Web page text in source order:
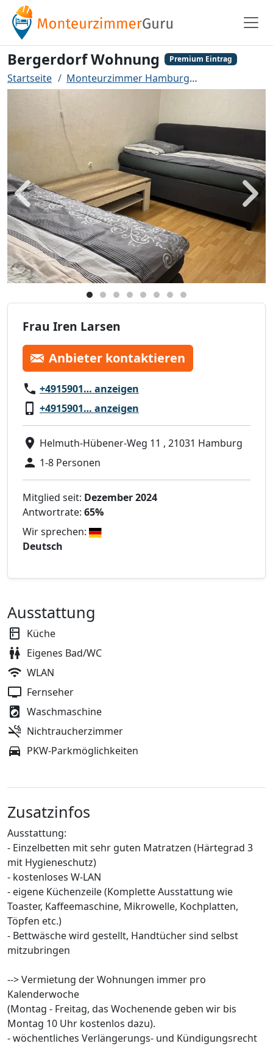
Bergerdorf Wohnung Premium Eintrag
Startseite Monteurzimmer Hamburg
Zurück
Frau Iren Larsen
Anbieter kontaktieren
+4915901… anzeigen
+4915901… anzeigen
Helmuth-Hübener-Weg 11 , 21031 Hamburg
1-8 Personen
Mitglied seit: Dezember 2024
Antwortrate: 65%
Wir sprechen:
Deutsch
Ausstattung
Küche
Eigenes Bad/WC
WLAN
Fernseher
Waschmaschine
Nichtraucherzimmer
PKW-Parkmöglichkeiten
Zusatzinfos
Ausstattung:
- Einzelbetten mit sehr guten Matratzen (Härtegrad 3
mit Hygieneschutz)
- kostenloses W-LAN
- eigene Küchenzeile (Komplette Ausstattung wie
Toaster, Kaffeemaschine, Mikrowelle, Kochplatten,
Töpfen etc.)
- Bettwäsche wird gestellt, Handtücher sind selbst
mitzubringen
--> Vermietung der Wohnungen immer pro
Kalenderwoche
(Montag - Freitag, das Wochenende geben wir bis
Montag 10 Uhr kostenlos dazu).
- wöchentliches Verlängerungs- und Kündigungsrecht